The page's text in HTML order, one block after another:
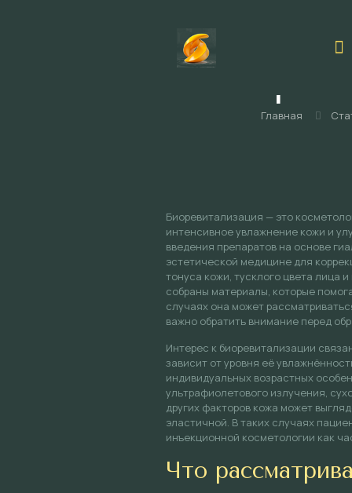
Главная
Биоревитализация — это
интенсивное увлажнение кожи и
введения препаратов на основе
эстетической медицине для
тонуса кожи, тусклого цвета лица
собраны материалы, которые
случаях она может
важно обратить внимание перед
Интерес к биоревитализации
зависит от уровня её
индивидуальных возрастных
ультрафиолетового излучения,
других факторов кожа может
эластичной. В таких случаях
инъекционной косметологии как
Что